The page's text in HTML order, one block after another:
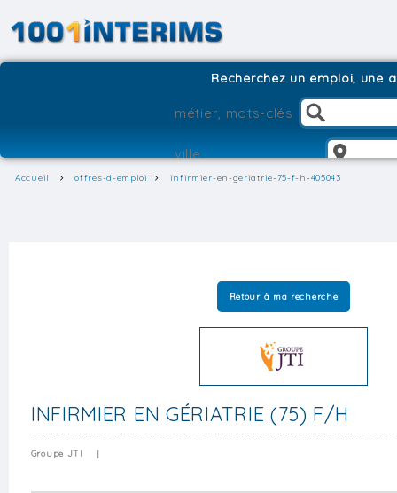
Recherchez un emploi, une
Accueil offres-d-emploi infirmier-en-geriatrie-75-f-h-405043
Retour à ma recherche
INFIRMIER EN GÉRIATRIE (75) F/H
Groupe JTI |